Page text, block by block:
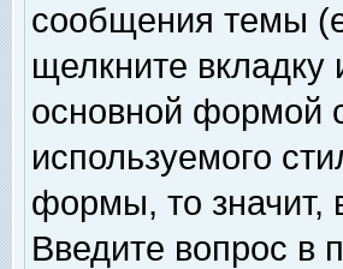
сообщения темы
щелкните
основной формой
используемого
формы, то значит,
Введите вопрос в